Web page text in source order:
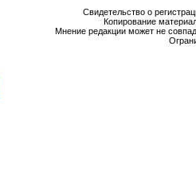
Свидетельство о
Копирование
Мнение редакции может не